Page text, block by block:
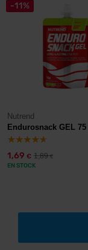
-11%
Nutrend
Endurosnack GEL
1,69 € 1,89€
EN STOCK